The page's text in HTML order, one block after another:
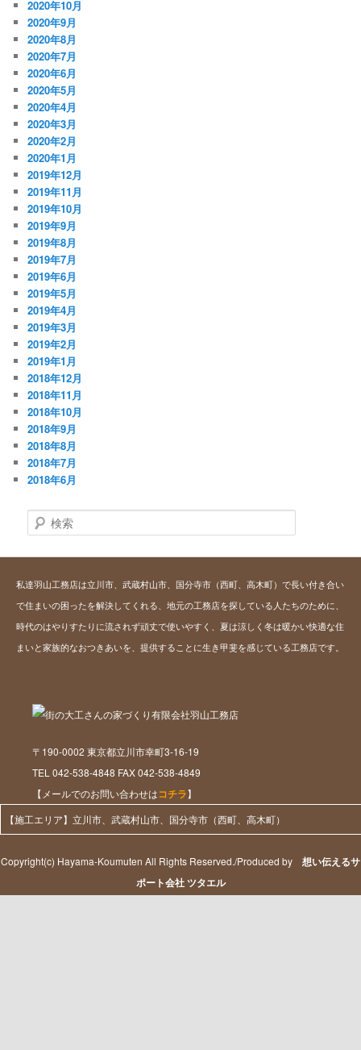
2020年10月
2020年9月
2020年8月
2020年7月
2020年6月
2020年5月
2020年4月
2020年3月
2020年2月
2020年1月
2019年12月
2019年11月
2019年10月
2019年9月
2019年8月
2019年7月
2019年6月
2019年5月
2019年4月
2019年3月
2019年2月
2019年1月
2018年12月
2018年11月
2018年10月
2018年9月
2018年8月
2018年7月
2018年6月
検
索
私達羽山工務店は立川市、武蔵村山市、国分寺市（西町、高木町）で長い付き合い
で住まいの困ったを解決してくれる、地元の工務店を探している人たちのために、
時代のはやりすたりに流されず頑丈で使いやすく、夏は涼しく冬は暖かい快適な住
まいと家族的なおつきあいを、提供することに生き甲斐を感じている工務店です。
〒190-0002 東京都立川市幸町3-16-19
TEL 042-538-4848 FAX 042-538-4849
【メールでのお問い合わせはコチラ】
【施工エリア】立川市、武蔵村山市、国分寺市（西町、高木町）
Copyright(c) Hayama-Koumuten All Rights Reserved./Produced by 想い伝えるサ
ポート会社 ツタエル